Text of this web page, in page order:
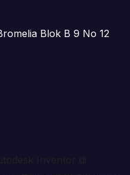
Blok B 9 No 12